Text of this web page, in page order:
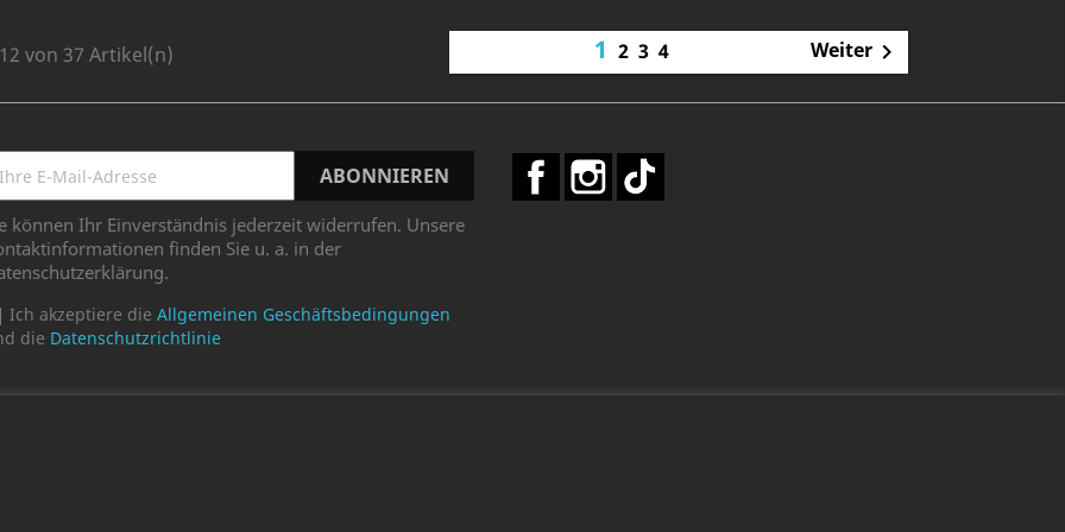
von 37 Artikel(n) 1234 Weiter
können Ihr Einverständnis jederzeit widerrufen. Unsere
finden Sie u. a. in der
Ich akzeptiere die Allgemeinen Geschäftsbedingungen
die Datenschutzrichtlinie
FacebookInstagram